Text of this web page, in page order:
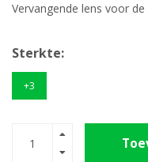
Vervangende lens voor
Sterkte:
+3